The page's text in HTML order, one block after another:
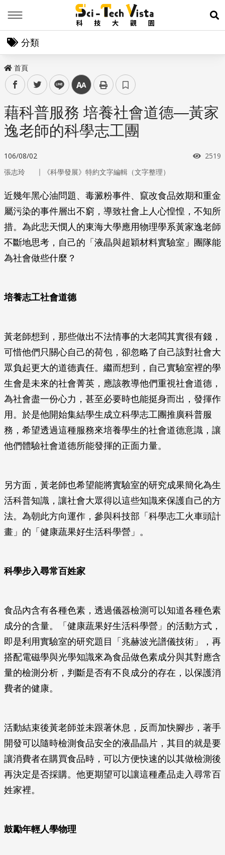
展
分類
首頁
facebooktwitter line 中
藉科普服務 培養社會道德—黃家
逸老師的科學志工團
106/08/02 瀏覽
2519
張志玲 ｜ 《科學發展》特約文字編輯（文字整理）
近幾年黑心油問題、毒澱粉事件、竄改食品效期和重金
屬污染的事件層出不窮，導致社會上人心惶惶，不知所
措。為此悲天憫人的東海大學應用物理學系黃家逸老師
不斷地思考，自己的「液晶與超穎材料實驗室」團隊能
為社會做些什麼？
培養志工社會道德
黃老師想到，那些做出不法情事的大老闆其實很有錢，
可惜他們只關心自己的荷包，卻忽略了自己該對社會大
眾負起更大的道德責任。繼而想到，自己實驗室裡的學
生會是未來的社會菁英，應該教導他們重視社會道德，
為社會盡一份心力，甚至必要時也能挺身而出，發揮作
用。於是他開始集結學生成立科學志工團推廣科普服
務，希望透過這種服務來培養學生的社會道德意識，讓
他們體驗社會道德所能發揮的正面力量。
另方面，黃老師也希望能將實驗室的研究成果簡化為生
活科普知識，讓社會大眾得以這些知識來保護自己的方
法。為朝此方向運作，參與科技部「科學志工火車頭計
畫」的「健康蔬果好生活科學營」。
科學步入尋常百姓家
食品內含有各種色素，透過儀器檢測可以知道各種色素
成分的含量。「健康蔬果好生活科學營」的活動方式，
即是利用實驗室的研究題目「兆赫波光譜儀技術」，再
搭配電磁學與光學知識來為食品做色素成分與其對應含
量的檢測分析，判斷是否有不良成分的存在，以保護消
費者的健康。
活動結束後黃老師並未跟著休息，反而加快腳步，著手
開發可以隨時檢測食品安全的液晶晶片，其目的就是要
讓消費者在購買食品時，可以方便快速的以其做檢測後
再決定是否採購。他更期望可以讓這種產品走入尋常百
姓家裡。
鼓勵年輕人學物理